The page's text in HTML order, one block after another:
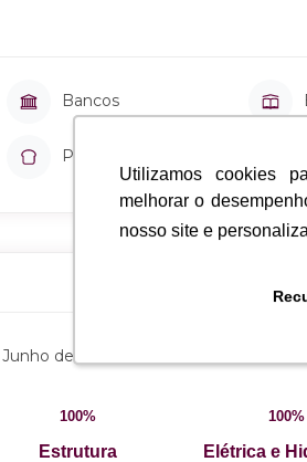
Utilizamos cookies
melhorar o
nosso site e
Utilizamos cookies
melhorar o
nosso site e
Bancos
Padarias
Junho de 2012
100%
Estrutura
100%
Elétrica e